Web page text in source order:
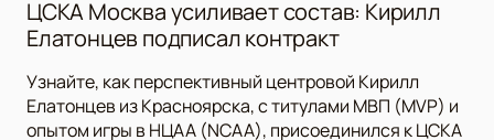
ЦСКА Москва усиливает состав: Кирилл
Елатонцев подписал контракт
Узнайте, как перспективный центровой Кирилл
Елатонцев из Красноярска, с титулами МВП (MVP) и
опытом игры в НЦАА (NCAA), присоединился к ЦСКА